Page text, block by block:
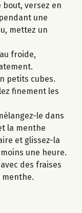
bout, versez en
une
mettez un
froide,
petits cubes.
finement les
le dans
la menthe
et glissez-la
une heure.
des fraises